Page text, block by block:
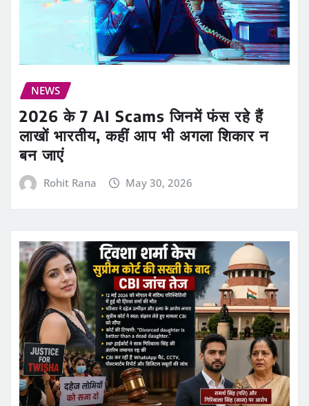
NEWS
2026 के 7 AI Scams जिनमें फंस रहे हैं
लाखों भारतीय, कहीं आप भी अगला शिकार न
बन जाएं
Rohit Rana May 30, 2026